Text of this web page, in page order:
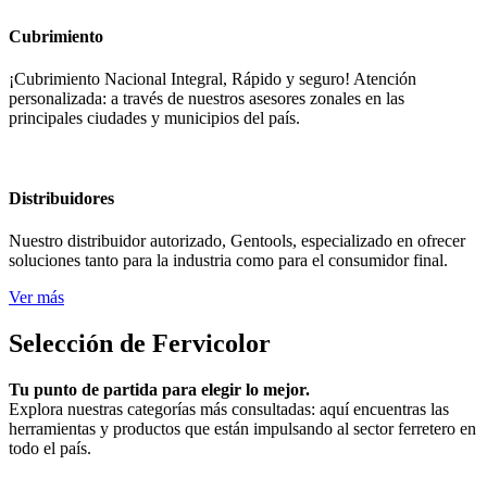
Cubrimiento
¡Cubrimiento Nacional Integral, Rápido y seguro! Atención
personalizada: a través de nuestros asesores zonales en las
principales ciudades y municipios del país.
Distribuidores
Nuestro distribuidor autorizado, Gentools, especializado en ofrecer
soluciones tanto para la industria como para el consumidor final.
Ver más
Selección de Fervicolor
Tu punto de partida para elegir lo mejor.
Explora nuestras categorías más consultadas: aquí encuentras las
herramientas y productos que están impulsando al sector ferretero en
todo el país.